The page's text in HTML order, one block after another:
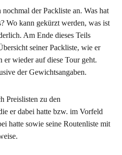
der Packliste an. Was hat
Wo kann gekürzt werden, was ist
Am Ende dieses Teils
seiner Packliste, wie er
er wieder auf diese Tour geht.
der Gewichtsangaben.
Preislisten zu den
er dabei hatte bzw. im Vorfeld
hatte sowie seine Routenliste mit